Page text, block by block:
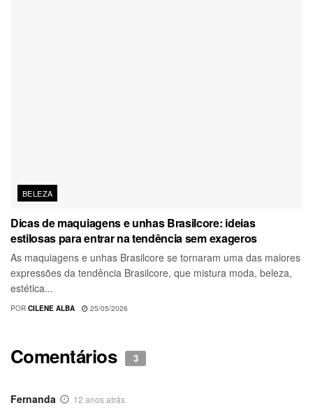
BELEZA
Dicas de maquiagens e unhas Brasilcore: ideias
estilosas para entrar na tendência sem exageros
As maquiagens e unhas Brasilcore se tornaram uma das maiores
expressões da tendência Brasilcore, que mistura moda, beleza,
estética...
POR CILENE ALBA 25/05/2026
Comentários 3
Fernanda 12 anos atrás